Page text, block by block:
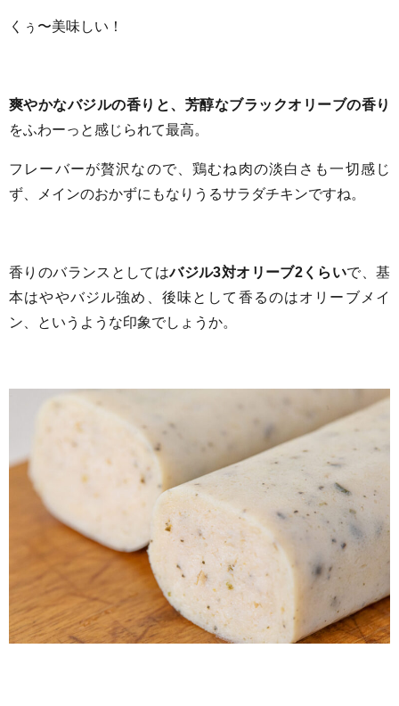
くぅ〜美味しい！
爽やかなバジルの香りと、芳醇なブラックオリーブの香り
をふわーっと感じられて最高。
フレーバーが贅沢なので、鶏むね肉の淡白さも一切感じ
ず、メインのおかずにもなりうるサラダチキンですね。
香りのバランスとしてはバジル3対オリーブ2くらいで、基
本はややバジル強め、後味として香るのはオリーブメイ
ン、というような印象でしょうか。